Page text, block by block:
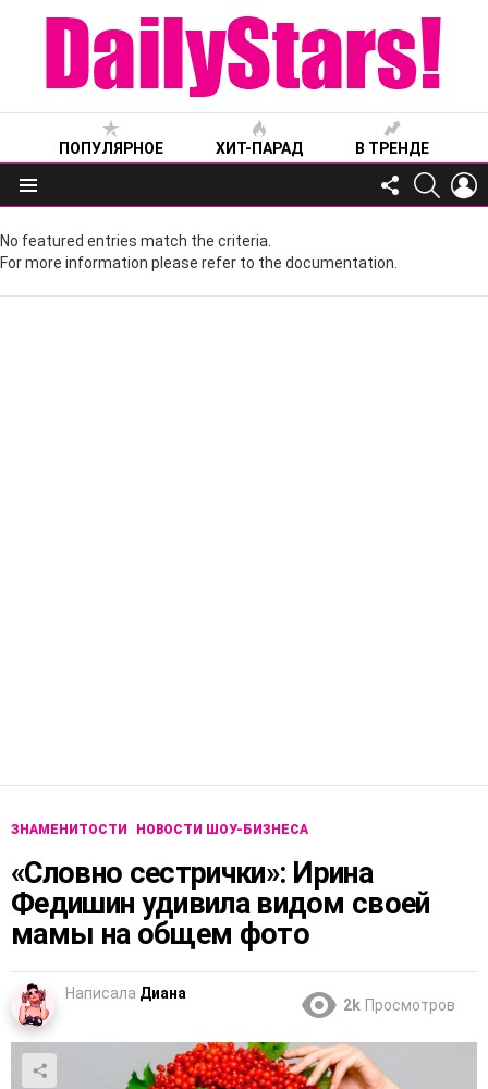
ПОПУЛЯРНОЕ ХИТ-ПАРАД В ТРЕНДЕ
Меню
FOLLOW
US
No featured entries match the criteria.
For more information please refer to the documentation.
ЗНАМЕНИТОСТИ НОВОСТИ ШОУ-БИЗНЕСА
«Словно сестрички»: Ирина
Федишин удивила видом своей
мамы на общем фото
Написала Диана
2k Просмотров